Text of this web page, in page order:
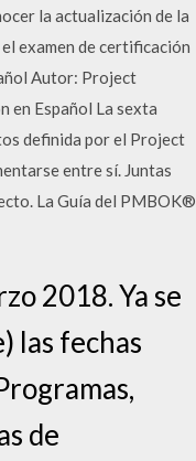
la actualización de la
examen de certificación
Autor: Project
en Español La sexta
definida por el Project
entre sí. Juntas
La Guía del PMBOK®
2018. Ya se
las fechas
de